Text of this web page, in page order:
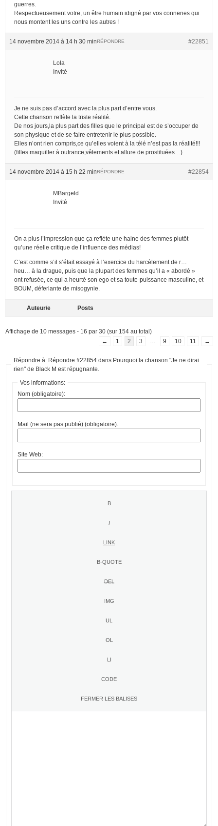
guerres.
Respectueusement votre, un être humain idigné par vos conneries qui
nous montent les uns contre les autres !
14 novembre 2014 à 14 h 30 min #22851
RÉPONDRE
Lola
Invité
Je ne suis pas d’accord avec la plus part d’entre vous.
Cette chanson reflète la triste réalité.
De nos jours,la plus part des filles que le principal est de s’occuper de
son physique et de se faire entretenir le plus possible.
Elles n’ont rien compris,ce qu’elles voient à la télé n’est pas la réalité!!!
(filles maquiller à outrance,vêtements et allure de prostituées…)
14 novembre 2014 à 15 h 22 min #22854
RÉPONDRE
MBargeld
Invité
On a plus l’impression que ça reflète une haine des femmes plutôt
qu’une réelle critique de l’influence des médias!
C’est comme s’il s’était essayé à l’exercice du harcèlement de r…
heu… à la drague, puis que la plupart des femmes qu’il a « abordé »
ont refusée, ce qui a heurté son ego et sa toute-puissance masculine, et
BOUM, déferlante de misogynie.
Auteur/e Posts
Affichage de 10 messages - 16 par 30 (sur 154 au total)
←
1 2 3 9 10 11 →
Répondre à: Répondre #22854 dans Pourquoi la chanson "Je ne dirai
rien" de Black M est répugnante.
Vos informations:
Nom (obligatoire):
Mail (ne sera pas publié) (obligatoire):
Site Web: